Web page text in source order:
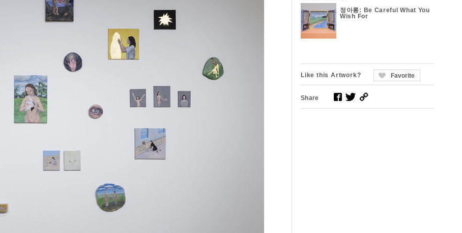
정아롱: Be Careful What You
Wish For
Like this Artwork? Favorite
Share